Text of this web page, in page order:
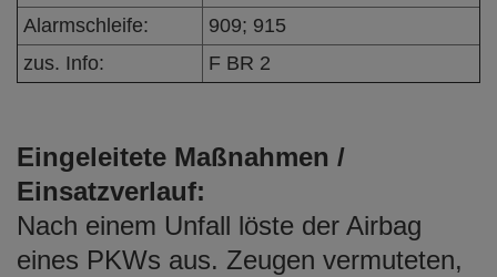
Alarmschleife:
909; 915
zus. Info:
F BR 2
Eingeleitete Maßnahmen /
Einsatzverlauf:
Nach einem Unfall löste der Airbag
eines PKWs aus. Zeugen vermuteten,